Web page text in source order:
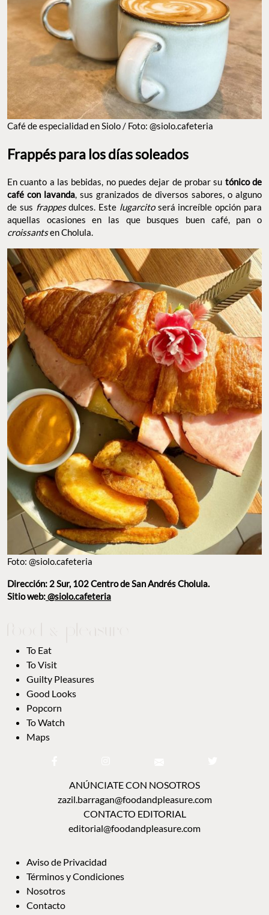
Café de especialidad en Siolo / Foto: @siolo.cafeteria
Frappés para los días soleados
En cuanto a las bebidas, no puedes dejar de probar su tónico de
café con lavanda, sus granizados de diversos sabores, o alguno
de sus frappesdulces. Este lugarcitoserá increíble opción para
aquellas ocasiones en las que busques buen café, pan o
croissantsen Cholula.
Foto: @siolo.cafeteria
Dirección: 2 Sur, 102 Centro de San Andrés Cholula.
Sitio web:@siolo.cafeteria
To Eat
To Visit
Guilty Pleasures
Good Looks
Popcorn
To Watch
Maps
ANÚNCIATE CON NOSOTROS
zazil.barragan@foodandpleasure.com
CONTACTO EDITORIAL
editorial@foodandpleasure.com
Aviso de Privacidad
Términos y Condiciones
Nosotros
Contacto